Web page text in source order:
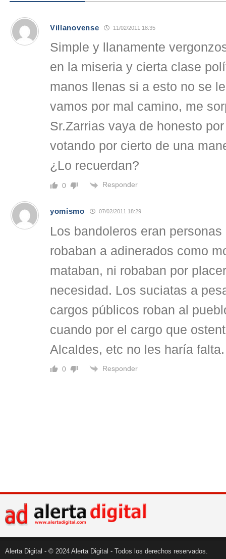
Villanovense 11/02/2011 18:35
Simple y llanamente
en la miseria y cierta clase
manos llenas si a esto no se
vamos por mal camino, me
Sr.Zarrias vaya de honesto
votando por cierto de una
¿Lo recuerdan?
0 Responder
yomismo 07/02/2011 18:29
Los bandoleros eran
robaban a adinerados como
mataban, ni robaban por
necesidad. Los suciatas a
cargos públicos roban al
cuando por el cargo que
Alcaldes, etc no les haría falta.
0 Responder
Alerta Digital - © 2024 Alerta Digital - Todos los derechos reservados.